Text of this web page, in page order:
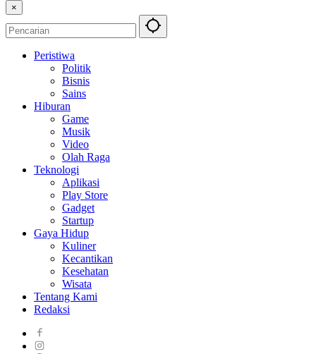
×
Peristiwa
Politik
Bisnis
Sains
Hiburan
Game
Musik
Video
Olah Raga
Teknologi
Aplikasi
Play Store
Gadget
Startup
Gaya Hidup
Kuliner
Kecantikan
Kesehatan
Wisata
Tentang Kami
Redaksi